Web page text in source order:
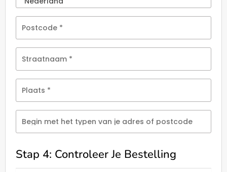
Postcode *
Straatnaam *
Plaats *
Begin met het typen van je adres of postcode
Stap 4: Controleer Je Bestelling